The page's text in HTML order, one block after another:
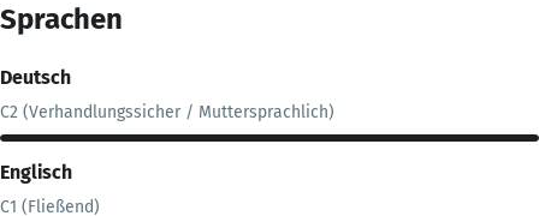
Sprachen
Deutsch
C2 (Verhandlungssicher / Muttersprachlich)
Englisch
C1 (Fließend)